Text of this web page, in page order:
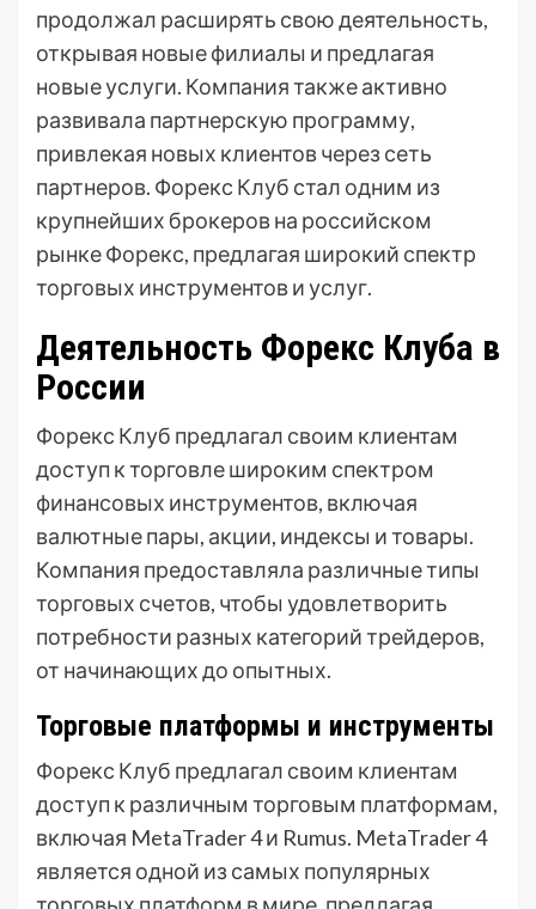
продолжал расширять свою деятельность,
открывая новые филиалы и предлагая
новые услуги. Компания также активно
развивала партнерскую программу,
привлекая новых клиентов через сеть
партнеров. Форекс Клуб стал одним из
крупнейших брокеров на российском
рынке Форекс, предлагая широкий спектр
торговых инструментов и услуг.
Деятельность Форекс Клуба в
России
Форекс Клуб предлагал своим клиентам
доступ к торговле широким спектром
финансовых инструментов, включая
валютные пары, акции, индексы и товары.
Компания предоставляла различные типы
торговых счетов, чтобы удовлетворить
потребности разных категорий трейдеров,
от начинающих до опытных.
Торговые платформы и инструменты
Форекс Клуб предлагал своим клиентам
доступ к различным торговым платформам,
включая MetaTrader 4 и Rumus. MetaTrader 4
является одной из самых популярных